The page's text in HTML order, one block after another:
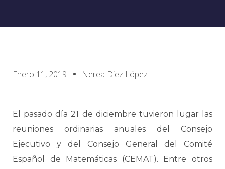
Enero 11, 2019 Nerea Diez López
El pasado día 21 de diciembre tuvieron lugar las
reuniones ordinarias anuales del Consejo
Ejecutivo y del Consejo General del Comité
Español de Matemáticas (CEMAT). Entre otros